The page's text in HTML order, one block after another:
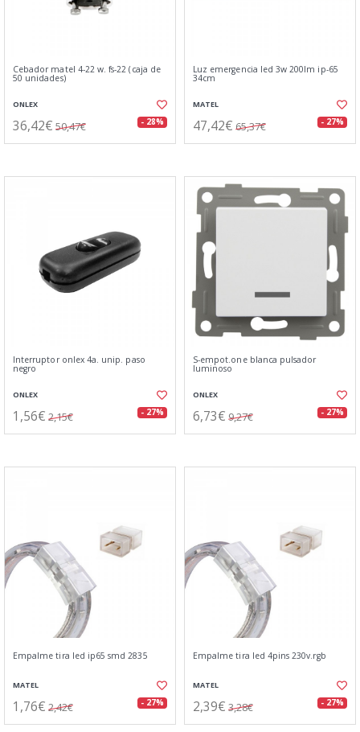
Cebador matel 4-22 w. fs-22 (caja de
50 unidades)
ONLEX
36,42€ 50,47€ - 28%
Luz emergencia led 3w 200lm ip-65
34cm
MATEL
47,42€ 65,37€ - 27%
Interruptor onlex 4a. unip. paso
negro
ONLEX
1,56€ 2,15€ - 27%
S-empot.one blanca pulsador
luminoso
ONLEX
6,73€ 9,27€ - 27%
Empalme tira led ip65 smd 2835
MATEL
1,76€ 2,42€ - 27%
Empalme tira led 4pins 230v.rgb
MATEL
2,39€ 3,28€ - 27%